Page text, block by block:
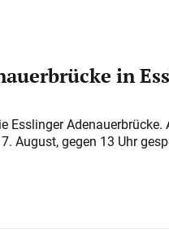
in
Esslinger Adenauerbrücke.
August, gegen 13 Uhr